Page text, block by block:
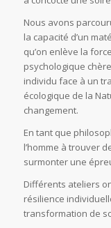
Nous avons
la capacité d’un
qu’on enlève la
psychologique
individu face à un
écologique de la
changement.
En tant que
l’homme à trouver
surmonter une
Différents ateliers
résilience
transformation de